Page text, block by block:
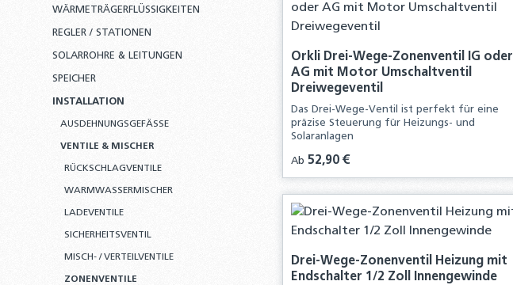
WÄRMETRÄGERFLÜSSIGKEITEN
REGLER / STATIONEN
SOLARROHRE & LEITUNGEN
SPEICHER
INSTALLATION
AUSDEHNUNGSGEFÄSSE
VENTILE & MISCHER
RÜCKSCHLAGVENTILE
WARMWASSERMISCHER
LADEVENTILE
SICHERHEITSVENTIL
MISCH- / VERTEILVENTILE
ZONENVENTILE
Orkli Drei-Wege-Zonenventil IG oder
AG mit Motor Umschaltventil
Dreiwegeventil
Das Drei-Wege-Ventil ist perfekt für eine
präzise Steuerung für Heizungs- und
Solaranlagen
Regulärer Preis:
Ab 52,90 €
Drei-Wege-Zonenventil Heizung mit
Endschalter 1/2 Zoll Innengewinde